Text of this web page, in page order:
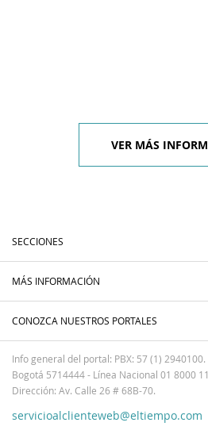
VER MÁS
SECCIONES
MÁS INFORMACIÓN
CONOZCA NUESTROS PORTALES
Info general del portal: PBX: 57 (1) 2940100.
Bogotá 5714444 - Línea Nacional 01 8000
Dirección: Av. Calle 26 # 68B-70.
servicioalclienteweb@eltiempo.com